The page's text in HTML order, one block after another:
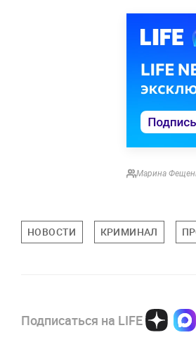
Марина
НОВОСТИ КРИМИНАЛ
Подписаться на LIFE